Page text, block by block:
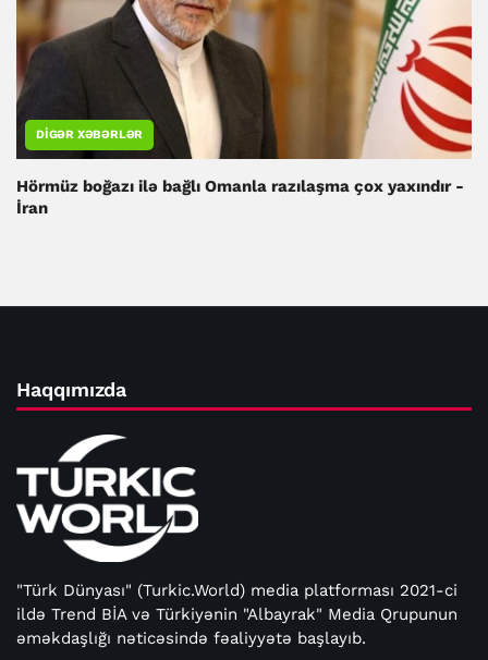
DIGƏR XƏBƏRLƏR
Hörmüz boğazı ilə bağlı Omanla razılaşma çox yaxındır -
İran
Haqqımızda
"Türk Dünyası" (Turkic.World) media platforması 2021-ci
ildə Trend BİA və Türkiyənin "Albayrak" Media Qrupunun
əməkdaşlığı nəticəsində fəaliyyətə başlayıb.